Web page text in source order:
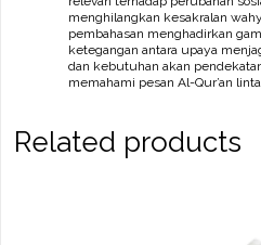
menghilangkan kesakralan
pembahasan menghadirkan
ketegangan antara upaya
dan kebutuhan akan
memahami pesan Al-Qur’an
Related products